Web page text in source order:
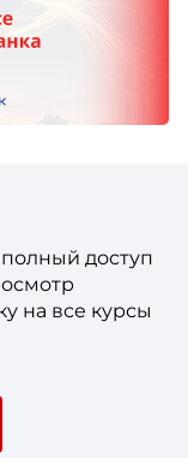
доступ
на все курсы